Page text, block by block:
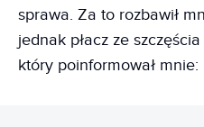
sprawa. Za to rozbawił
jednak płacz ze
który poinformował mnie: